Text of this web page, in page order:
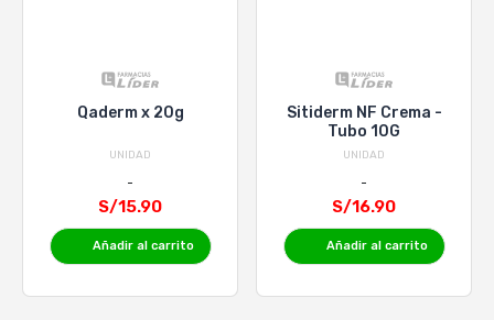
Qaderm x 20g
UNIDAD
S/15.90
Añadir al carrito
Sitiderm NF Crema -
Tubo 10G
UNIDAD
S/16.90
Añadir al carrito